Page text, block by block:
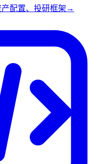
配置、投研框架 →